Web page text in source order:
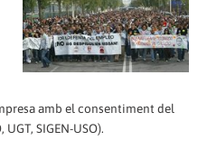
amb el consentiment del
SIGEN-USO).